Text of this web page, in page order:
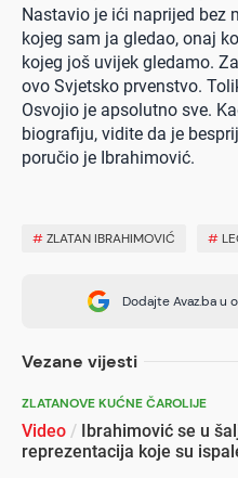
Nastavio je ići naprijed bez
kojeg sam ja gledao, onaj
kojeg još uvijek gledamo.
ovo Svjetsko prvenstvo.
Osvojio je apsolutno sve.
biografiju, vidite da je
poručio je Ibrahimović.
#ZLATAN IBRAHIMOVIĆ #
Dodajte Avaz.ba u
Vezane vijesti
ZLATANOVE KUĆNE ČAROLIJE
Video / Ibrahimović se u
reprezentacija koje su